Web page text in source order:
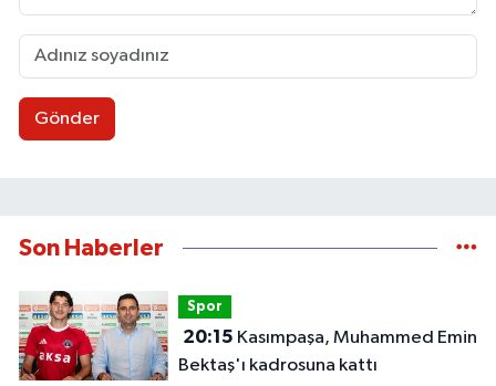
Gönder
Son Haberler
Spor
20:15
Bektaş'ı kadrosuna kattı